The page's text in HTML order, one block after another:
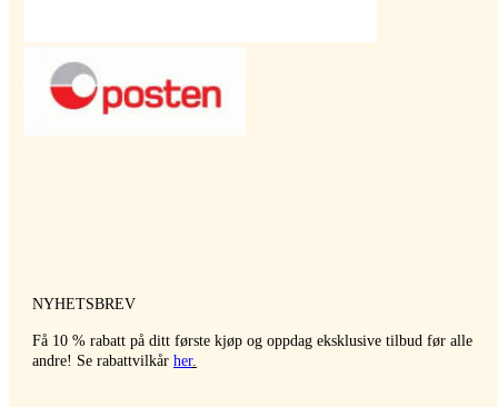
NYHETSBREV
Få 10 % rabatt på ditt første kjøp og oppdag eksklusive tilbud før alle
andre! Se rabattvilkår her.